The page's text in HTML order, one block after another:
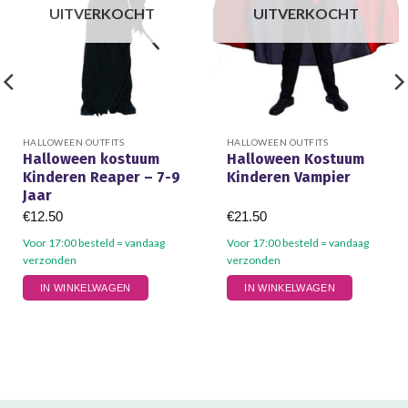
UITVERKOCHT
HALLOWEEN OUTFITS
Halloween kostuum
Kinderen Reaper – 7-9
Jaar
Voor 17:00 besteld = vandaag
verzonden
€12.50
IN WINKELWAGEN
UITVERKOCHT
HALLOWEEN OUTFITS
Halloween Kostuum
Kinderen Vampier
Voor 17:00 besteld = vandaag
verzonden
€21.50
IN WINKELWAGEN
Dit
product